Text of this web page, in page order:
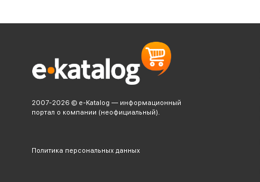
2007-2026 © e-Katalog — информационный
портал о компании (неофициальный).
Политика персональных данных